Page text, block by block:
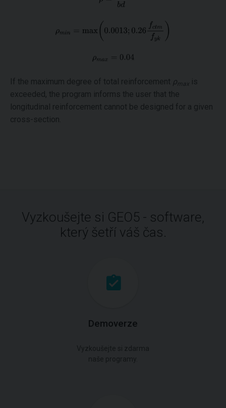
If the maximum degree of total reinforcement ρmax is
exceeded, the program informs the user that the
longitudinal reinforcement cannot be designed for a given
cross-section.
Vyzkoušejte si GEO5 - software,
který šetří váš čas.
Demoverze